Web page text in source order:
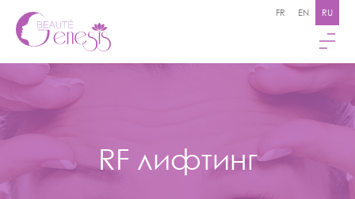
FR EN RU
RF лифтинг